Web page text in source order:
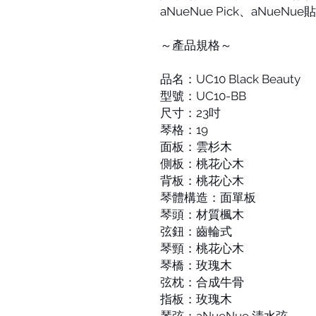
aNueNue Pick、aNueNue
～產品規格～
品名：UC10 Black Beauty
型號：UC10-BB
尺寸：23吋
琴格：19
面板：雲杉木
側板：桃花心木
背板：桃花心木
琴體構造：面單板
琴頭：材質楓木
弦鈕：齒輪式
琴頸：桃花心木
琴橋：玫瑰木
弦枕：合成牛骨
指板：玫瑰木